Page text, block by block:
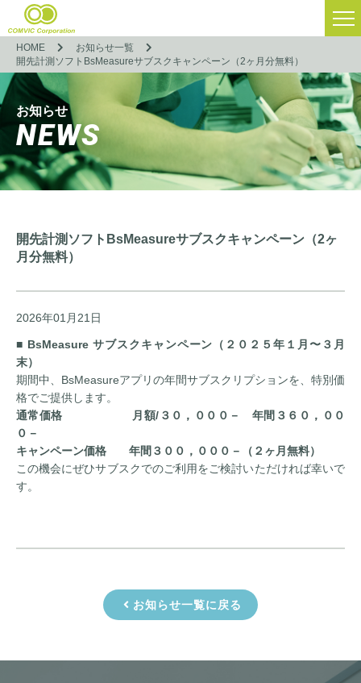
HOME
お知らせ一覧
開先計測ソフトBsMeasureサブスクキャンペーン（2ヶ月分無料）
お知らせ
NEWS
開先計測ソフトBsMeasureサブスクキャンペーン（2ヶ
月分無料）
2026年01月21日
■ BsMeasure サブスクキャンペーン（２０２５年１月〜３月
末）
期間中、BsMeasureアプリの年間サブスクリプションを、特別価
格でご提供します。
通常価格 月額/３０，０００－ 年間３６０，００
０－
キャンペーン価格 年間３００，０００－（２ヶ月無料）
この機会にぜひサブスクでのご利用をご検討いただければ幸いで
す。
お知らせ一覧に戻る